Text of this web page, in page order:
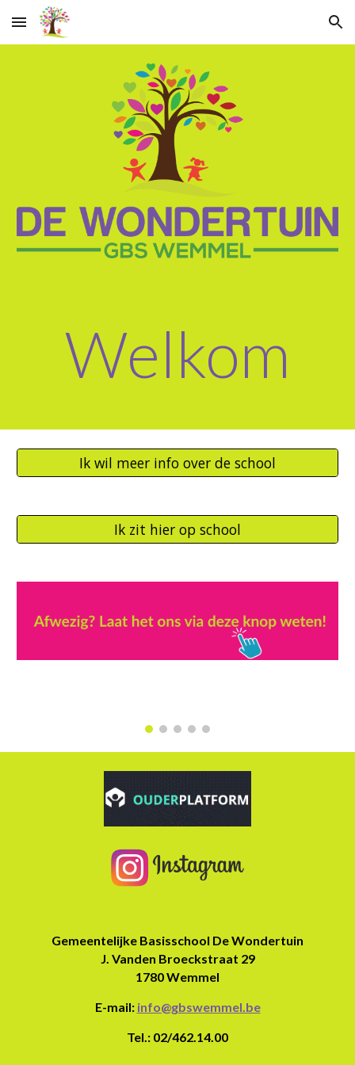
Skip to main content Skip to navigation
Welkom
Ik wil meer info over de school
Ik zit hier op school
Gemeentelijke Basisschool De Wondertuin
J. Vanden Broeckstraat 29
1780 Wemmel
E-mail: info@gbswemmel.be
Tel.: 02/462.14.00